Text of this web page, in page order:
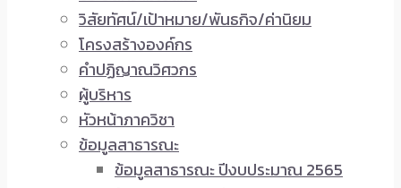
วิสัยทัศน์/เป้าหมาย/พันธกิจ/ค่านิยม
โครงสร้างองค์กร
คำปฏิญาณวิศวกร
ผู้บริหาร
หัวหน้าภาควิชา
ข้อมูลสาธารณะ
ข้อมูลสาธารณะ ปีงบประมาณ 2565